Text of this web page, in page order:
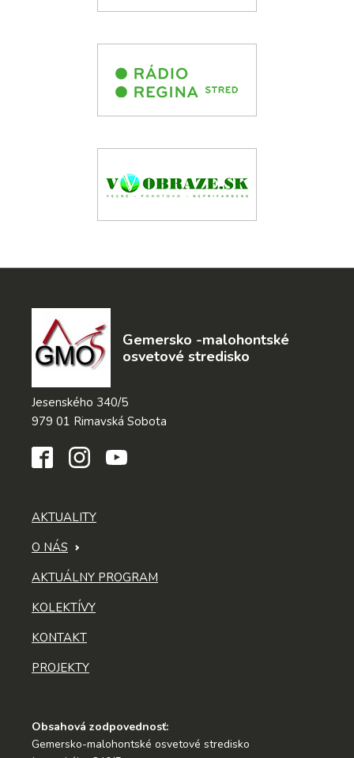
Gemersko -malohontské
osvetové stredisko
Jesenského 340/5
979 01 Rimavská Sobota
AKTUALITY
O NÁS
AKTUÁLNY PROGRAM
KOLEKTÍVY
KONTAKT
PROJEKTY
Obsahová zodpovednosť:
Gemersko-malohontské osvetové stredisko